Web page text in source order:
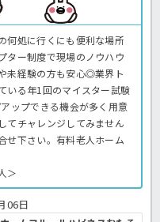
何処に行くにも便利な場所
ター制度で現場のノウハウ
未経験の方も安心◎業界ト
いる年1回のマイスター試験
ップできる機会が多く用意
てチャレンジしてみません
せ下さい。有料老人ホーム
＞
06日